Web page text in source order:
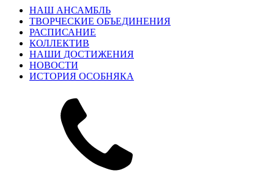
НАШ АНСАМБЛЬ
ТВОРЧЕСКИЕ ОБЪЕДИНЕНИЯ
РАСПИСАНИЕ
КОЛЛЕКТИВ
НАШИ ДОСТИЖЕНИЯ
НОВОСТИ
ИСТОРИЯ ОСОБНЯКА